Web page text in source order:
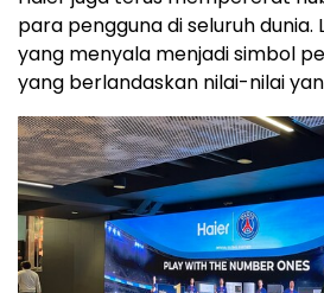
para pengguna di seluruh
yang menyala menjadi simbol
yang berlandaskan nilai-nilai